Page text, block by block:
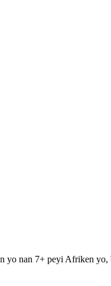
yo nan 7+ peyi Afriken